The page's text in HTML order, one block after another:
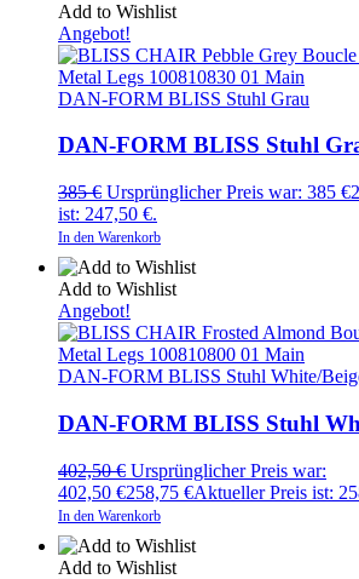
Add to Wishlist
Angebot!
DAN-FORM BLISS Stuhl Grau
DAN-FORM BLISS Stuhl
385€ Ursprünglicher Preis war: 385 €
ist: 247,50 €.
In den Warenkorb
Add to Wishlist
Angebot!
DAN-FORM BLISS Stuhl White/
DAN-FORM BLISS Stuhl
402,50€ Ursprünglicher Preis war:
402,50 €258,75 €Aktueller Preis ist:
In den Warenkorb
Add to Wishlist